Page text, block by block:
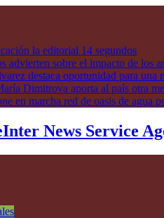
la editorial 14 segundos
advierten sobre el impacto de los
destaca oportunidad para
Dimitrova aporta al país otra
en marcha red de oasis de agua
Inter News Service